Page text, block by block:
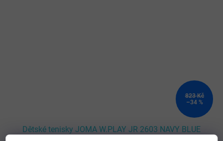
823 Kč
–34 %
Dětské tenisky JOMA W.PLAY JR 2603 NAVY BLUE